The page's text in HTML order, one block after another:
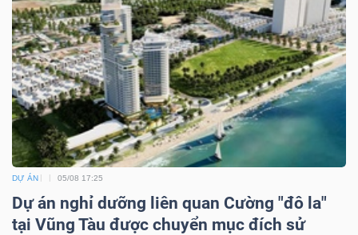
DỰ ÁN 05/08 17:25
Dự án nghỉ dưỡng liên quan Cường "đô la"
tại Vũng Tàu được chuyển mục đích sử